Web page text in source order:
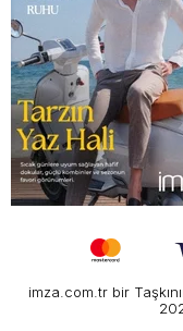
imza.com.tr bir